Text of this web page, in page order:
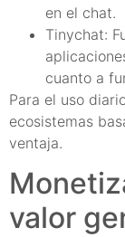
en el chat.
Tinychat:
cuanto a
Para el uso
ecosistemas
ventaja.
valor